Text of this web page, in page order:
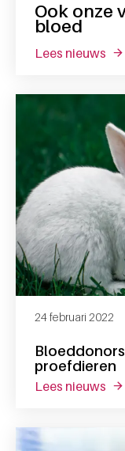
Ook onze
bloed
lees nieuws
proefdieren
24 februari 2022
lees nieuws